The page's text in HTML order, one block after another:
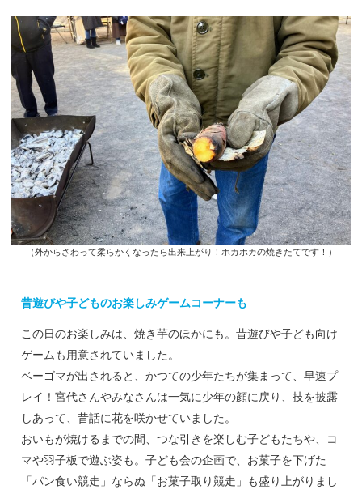
（外からさわって柔らかくなったら出来上がり！ホカホカの焼きたてです！）
昔遊びや子どものお楽しみゲームコーナーも
この日のお楽しみは、焼き芋のほかにも。昔遊びや子ども向け
ゲームも用意されていました。
ベーゴマが出されると、かつての少年たちが集まって、早速プ
レイ！宮代さんやみなさんは一気に少年の顔に戻り、技を披露
しあって、昔話に花を咲かせていました。
おいもが焼けるまでの間、つな引きを楽しむ子どもたちや、コ
マや羽子板で遊ぶ姿も。子ども会の企画で、お菓子を下げた
「パン食い競走」ならぬ「お菓子取り競走」も盛り上がりまし